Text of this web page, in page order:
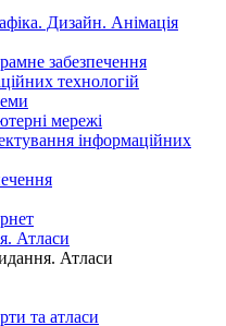
Дизайн. Анімація
забезпечення
технологій
мережі
інформаційних
Атласи
Атласи
та атласи